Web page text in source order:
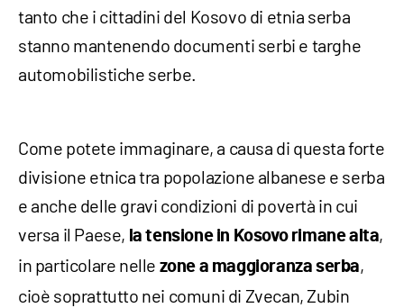
tanto che i cittadini del Kosovo di etnia serba
stanno mantenendo documenti serbi e targhe
automobilistiche serbe.
Come potete immaginare, a causa di questa forte
divisione etnica tra popolazione albanese e serba
e anche delle gravi condizioni di povertà in cui
versa il Paese, la tensione in Kosovo rimane alta,
in particolare nelle zone a maggioranza serba,
cioè soprattutto nei comuni di Zvecan, Zubin